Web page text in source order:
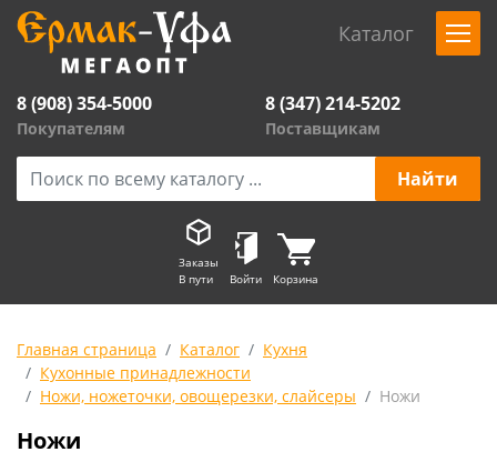
Каталог
8 (908) 354-5000
Покупателям
8 (347) 214-5202
Поставщикам
Заказы
В пути
Войти Корзина
Главная страница Каталог
Кухня
Кухонные принадлежности
Ножи, ножеточки, овощерезки, слайсеры
Ножи
Ножи